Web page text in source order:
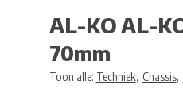
AL-KOAL-
70mm
Toon alle: Techniek, Chassis,